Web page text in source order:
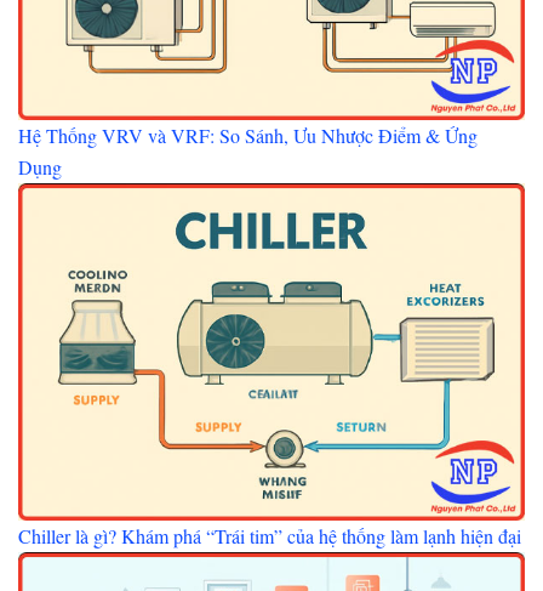
Hệ Thống VRV và VRF: So Sánh, Ưu Nhược Điểm & Ứng
Dụng
Chiller là gì? Khám phá “Trái tim” của hệ thống làm lạnh hiện đại